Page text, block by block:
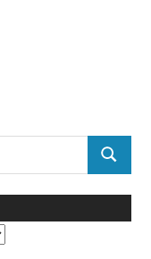
SEARCH